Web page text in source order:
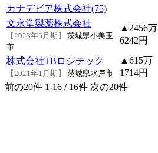
カナデビア株式会社(75)
文永堂製薬株式会社
【2023年6月期】
茨城県小美玉
市
▲2456万
6242円
株式会社TBロジテック
【2021年1月期】 茨城県水戸市
▲615万
1714円
前の20件 1-16 / 16件 次の20件